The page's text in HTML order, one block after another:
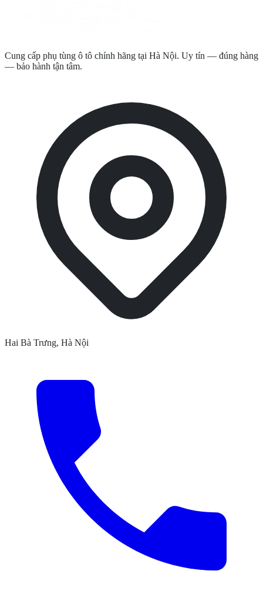
Cung cấp phụ tùng ô tô chính hãng tại Hà Nội. Uy tín — đúng hàng
— bảo hành tận tâm.
Hai Bà Trưng, Hà Nội